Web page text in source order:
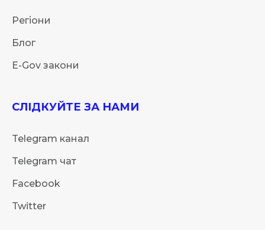
Регіони
Блог
E-Gov закони
СЛІДКУЙТЕ ЗА НАМИ
Telegram канал
Telegram чат
Facebook
Twitter